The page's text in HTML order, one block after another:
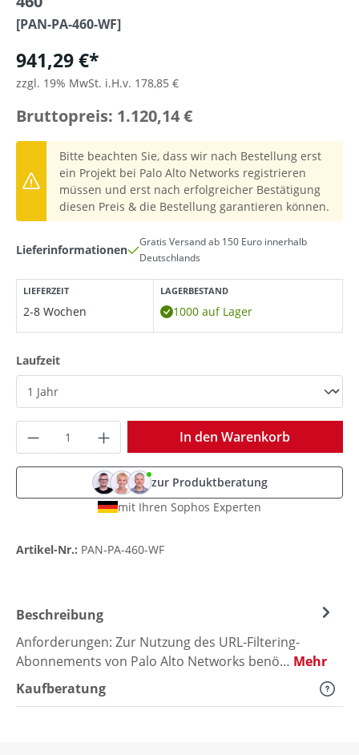
[PAN-PA-460-WF]
941,29 €*
zzgl. 19% MwSt. i.H.v. 178,85 €
Bruttopreis: 1.120,14 €
Bitte beachten Sie, dass wir nach Bestellung erst
ein Projekt bei Palo Alto Networks registrieren
müssen und erst nach erfolgreicher Bestätigung
diesen Preis & die Bestellung garantieren können.
Lieferinformationen
Gratis Versand ab 150 Euro innerhalb
Deutschlands
LIEFERZEIT
2-8 Wochen
LAGERBESTAND
1000 auf Lager
Laufzeitauswählen
Produkt Anzahl: Gib den gewünschten
In den Warenkorb
zur Produktberatung
mit Ihren Sophos Experten
Artikel-Nr.: PAN-PA-460-WF
Beschreibung
Anforderungen: Zur Nutzung des URL-Filtering-
Abonnements von Palo Alto Networks benö… Mehr
Kaufberatung